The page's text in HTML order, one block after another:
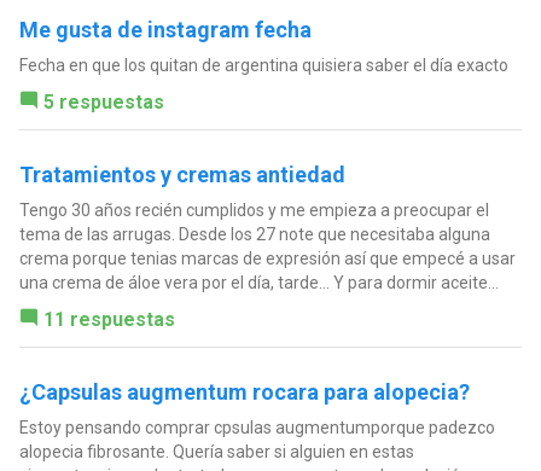
Me gusta de instagram fecha
Fecha en que los quitan de argentina quisiera saber el día exacto
5 respuestas
Tratamientos y cremas antiedad
Tengo 30 años recién cumplidos y me empieza a preocupar el
tema de las arrugas. Desde los 27 note que necesitaba alguna
crema porque tenias marcas de expresión así que empecé a usar
una crema de áloe vera por el día, tarde... Y para dormir aceite...
11 respuestas
¿Capsulas augmentum rocara para alopecia?
Estoy pensando comprar cpsulas augmentumporque padezco
alopecia fibrosante. Quería saber si alguien en estas